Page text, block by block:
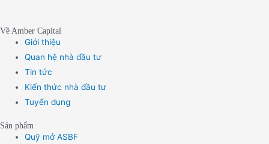
Về Amber Capital
Giới thiệu
Quan hệ nhà đầu tư
Tin tức
Kiến thức nhà đầu tư
Tuyển dụng
Sản phẩm
Quỹ mở ASBF